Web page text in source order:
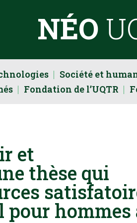
NÉO
Société et
Fondation de l’UQTR
et
thèse qui
pour hommes